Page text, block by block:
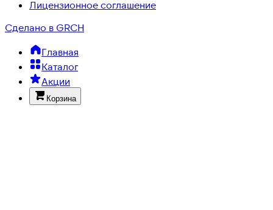
Лицензионное соглашение
Сделано в GRCH
Главная
Каталог
Акции
Корзина